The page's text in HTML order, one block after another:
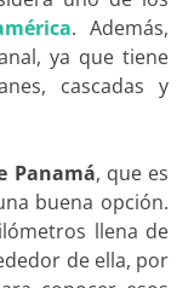
. Además,
ya que tiene
cascadas y
Panamá, que es
buena opción.
llena de
de ella, por